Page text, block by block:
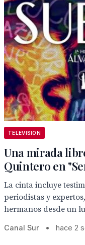
TELEVISION
Una mirada
Quintero en
La cinta incluye
periodistas y
hermanos desde un
Canal Sur • hace 2